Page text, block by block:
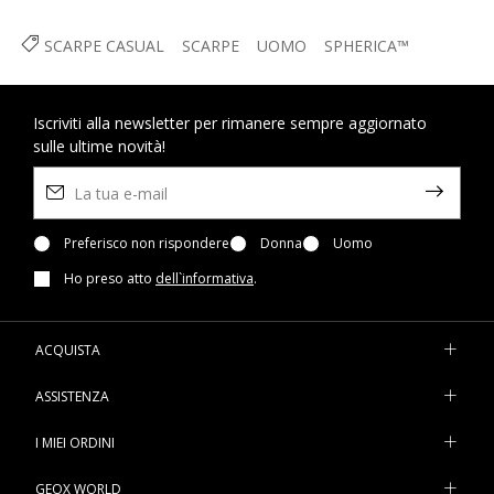
SCARPE CASUAL SCARPE UOMO SPHERICA™
Iscriviti alla newsletter per rimanere sempre aggiornato
sulle ultime novità!
Preferisco non rispondere Donna
Uomo
Ho preso atto dell`informativa.
ACQUISTA
ASSISTENZA
I MIEI ORDINI
GEOX WORLD